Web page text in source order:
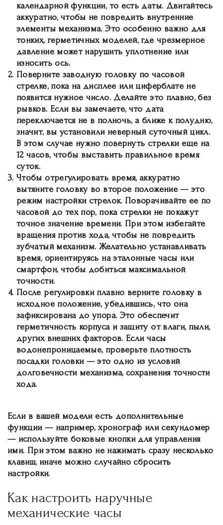
календарной функции, то есть даты. Двигайтесь
аккуратно, чтобы не повредить внутренние
элементы механизма. Это особенно важно для
тонких, герметичных моделей, где чрезмерное
давление может нарушить уплотнение или
износить ось.
Поверните заводную головку по часовой
стрелке, пока на дисплее или циферблате не
появится нужное число. Делайте это плавно, без
рывков. Если вы замечаете, что дата
переключается не в полночь, а ближе к полудню,
значит, вы установили неверный суточный цикл.
В этом случае нужно повернуть стрелки еще на
12 часов, чтобы выставить правильное время
суток.
Чтобы отрегулировать время, аккуратно
вытяните головку во второе положение — это
режим настройки стрелок. Поворачивайте ее по
часовой до тех пор, пока стрелки не покажут
точное значение времени. При этом избегайте
вращения против хода, чтобы не повредить
зубчатый механизм. Желательно устанавливать
время, ориентируясь на эталонные часы или
смартфон, чтобы добиться максимальной
точности.
После регулировкиплавно верните головку в
исходное положение, убедившись, что она
зафиксирована до упора. Это обеспечит
герметичность корпуса и защиту от влаги, пыли,
других внешних факторов. Если часы
водонепроницаемые, проверьте плотность
посадки головки — это одно из условий
долговечности механизма, сохранения точности
хода.
Если в вашей модели есть дополнительные
функции — например, хронограф или секундомер
— используйте боковые кнопки для управления
ими. При этом важно не нажимать сразу несколько
клавиш, иначе можно случайно сбросить
настройки.
Как настроить наручные
механические часы